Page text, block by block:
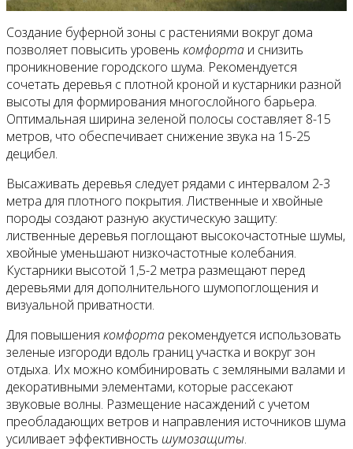
Создание буферной зоны с растениями вокруг дома
позволяет повысить уровень комфорта и снизить
проникновение городского шума. Рекомендуется
сочетать деревья с плотной кроной и кустарники разной
высоты для формирования многослойного барьера.
Оптимальная ширина зеленой полосы составляет 8-15
метров, что обеспечивает снижение звука на 15-25
децибел.
Высаживать деревья следует рядами с интервалом 2-3
метра для плотного покрытия. Лиственные и хвойные
породы создают разную акустическую защиту:
лиственные деревья поглощают высокочастотные шумы,
хвойные уменьшают низкочастотные колебания.
Кустарники высотой 1,5-2 метра размещают перед
деревьями для дополнительного шумопоглощения и
визуальной приватности.
Для повышения комфорта рекомендуется использовать
зеленые изгороди вдоль границ участка и вокруг зон
отдыха. Их можно комбинировать с земляными валами и
декоративными элементами, которые рассекают
звуковые волны. Размещение насаждений с учетом
преобладающих ветров и направления источников шума
усиливает эффективность шумозащиты.